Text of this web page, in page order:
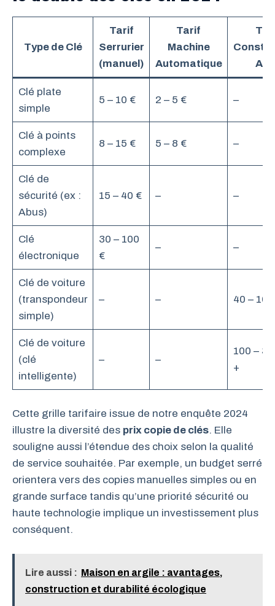
Type de Clé
Tarif
Serrurier
(manuel)
Tarif
Machine
Automatique
Clé plate
simple
5 – 10 € 2 – 5 € –
Clé à points
complexe
8 – 15 € 5 – 8 € –
Clé de
sécurité (ex :
Abus)
15 – 40 € – –
Clé
électronique
30 – 100
€
– –
Clé de voiture
(transpondeur
simple)
– – 40 –
Clé de voiture
(clé
intelligente)
– –
100 –
+
Cette grille tarifaire issue de notre enquête 2024
illustre la diversité des prix copie de clés. Elle
souligne aussi l’étendue des choix selon la qualité
de service souhaitée. Par exemple, un budget serré
orientera vers des copies manuelles simples ou en
grande surface tandis qu’une priorité sécurité ou
haute technologie implique un investissement plus
conséquent.
Lire aussi : Maison en argile : avantages,
construction et durabilité écologique